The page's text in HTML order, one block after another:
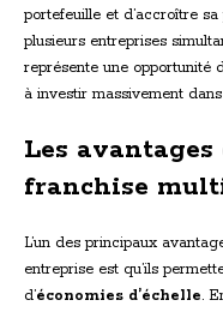
portefeuille et d’accroître
plusieurs entreprises
représente une opportunité
à investir massivement
Les
franchise
L’un des principaux
entreprise est qu’ils
d’économies d’échelle.